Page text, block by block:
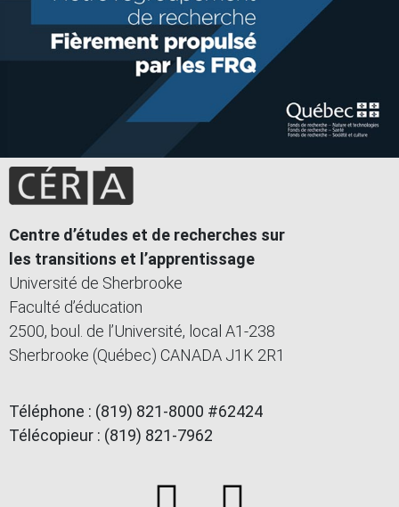
Centre d’études et de recherches sur
les transitions et l’apprentissage
Université de Sherbrooke
Faculté d’éducation
2500, boul. de l’Université, local A1-238
Sherbrooke (Québec) CANADA J1K 2R1
Téléphone : (819) 821-8000 #62424
Télécopieur : (819) 821-7962